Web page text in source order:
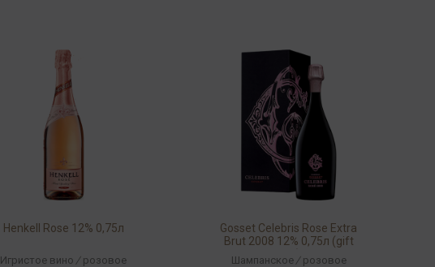
Henkell Rose 12% 0,75л
Игристое вино / розовое
Gosset Celebris Rose Extra
Brut 2008 12% 0,75л (gift
Шампанское / розовое